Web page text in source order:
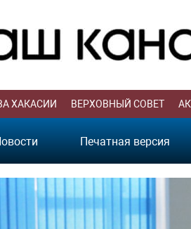
ХАКАСИИ ВЕРХОВНЫЙ СОВЕТ
Печатная версия